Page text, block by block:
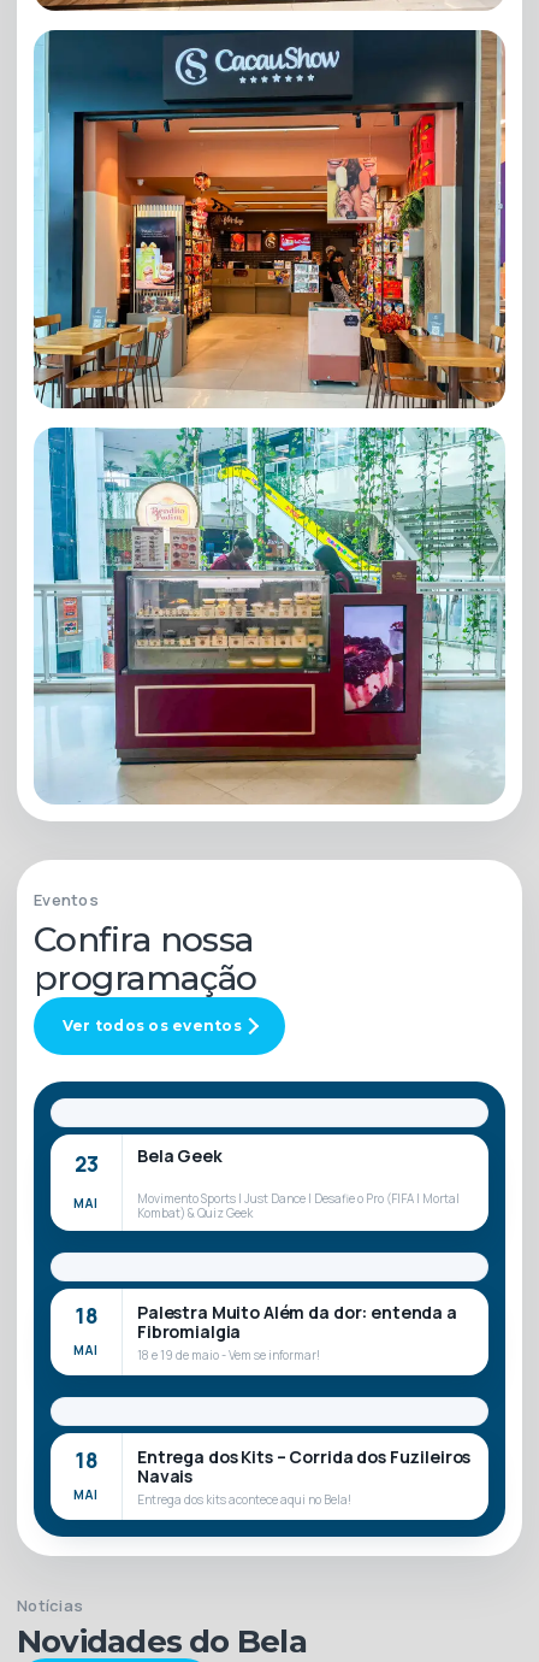
Bendito Pudim
Eventos
Confira nossa
programação
Ver todos os eventos
23
MAI
Bela Geek
Movimento Sports | Just Dance | Desafie o Pro (FIFA | Mortal
Kombat) & Quiz Geek
18
MAI
Palestra Muito Além da dor: entenda a
Fibromialgia
18 e 19 de maio - Vem se informar!
18
MAI
Entrega dos Kits – Corrida dos Fuzileiros
Navais
Entrega dos kits acontece aqui no Bela!
Notícias
Novidades do Bela